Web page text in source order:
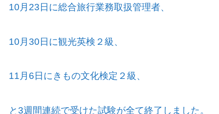
10 月 23 日に総合旅行業務取扱管理者、
10 月30日に観光英検２級、
11 月 6 日にきもの文化検定２級、
と3週間連続で受けた試験が全て終了しました。